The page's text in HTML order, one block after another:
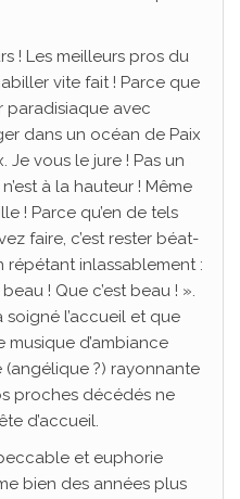
! Les meilleurs pros du
vite fait ! Parce que
paradisiaque avec
dans un océan de Paix
Je vous le jure ! Pas un
à la hauteur ! Même
! Parce qu’en de tels
faire, c’est rester béat-
répétant inlassablement :
! Que c’est beau ! ».
soigné l’accueil et que
d’ambiance
(angélique ?) rayonnante
proches décédés ne
d’accueil.
et euphorie
bien des années plus